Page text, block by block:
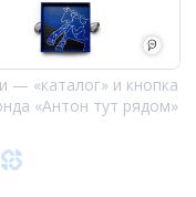
— «каталог» и кнопка
«Антон тут рядом»